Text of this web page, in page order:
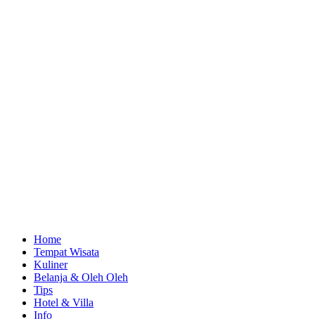
Home
Tempat Wisata
Kuliner
Belanja & Oleh Oleh
Tips
Hotel & Villa
Info